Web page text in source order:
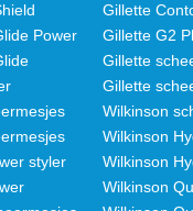
Power
styler
Gillette
Gillette G2
Gillette
Gillette
Wilkinson
Wilkinson
Wilkinson
Wilkinson